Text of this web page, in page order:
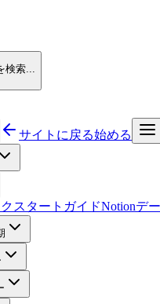
検索...
サイトに戻る始める
スタートガイドNotionデ